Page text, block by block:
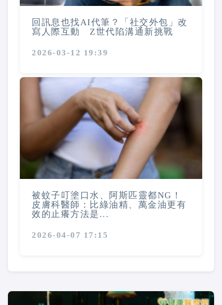
回訊息也找AI代筆？「社交外包」改
寫人際互動 Z世代陷溝通新挑戰
2026-03-12 19:39
被蚊子叮塗口水、阿斯匹靈都NG！
皮膚科醫師：比綠油精、萬金油更有
效的止癢方法是...
2026-04-07 17:15